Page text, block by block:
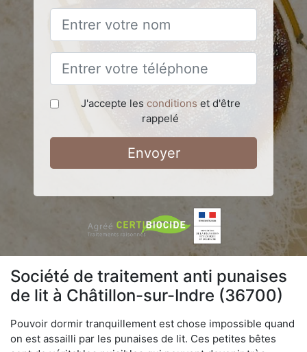
J'accepte les conditions et d'être
rappelé
Envoyer
Société de traitement anti punaises
de lit à Châtillon-sur-Indre (36700)
Pouvoir dormir tranquillement est chose impossible quand
on est assailli par les punaises de lit. Ces petites bêtes